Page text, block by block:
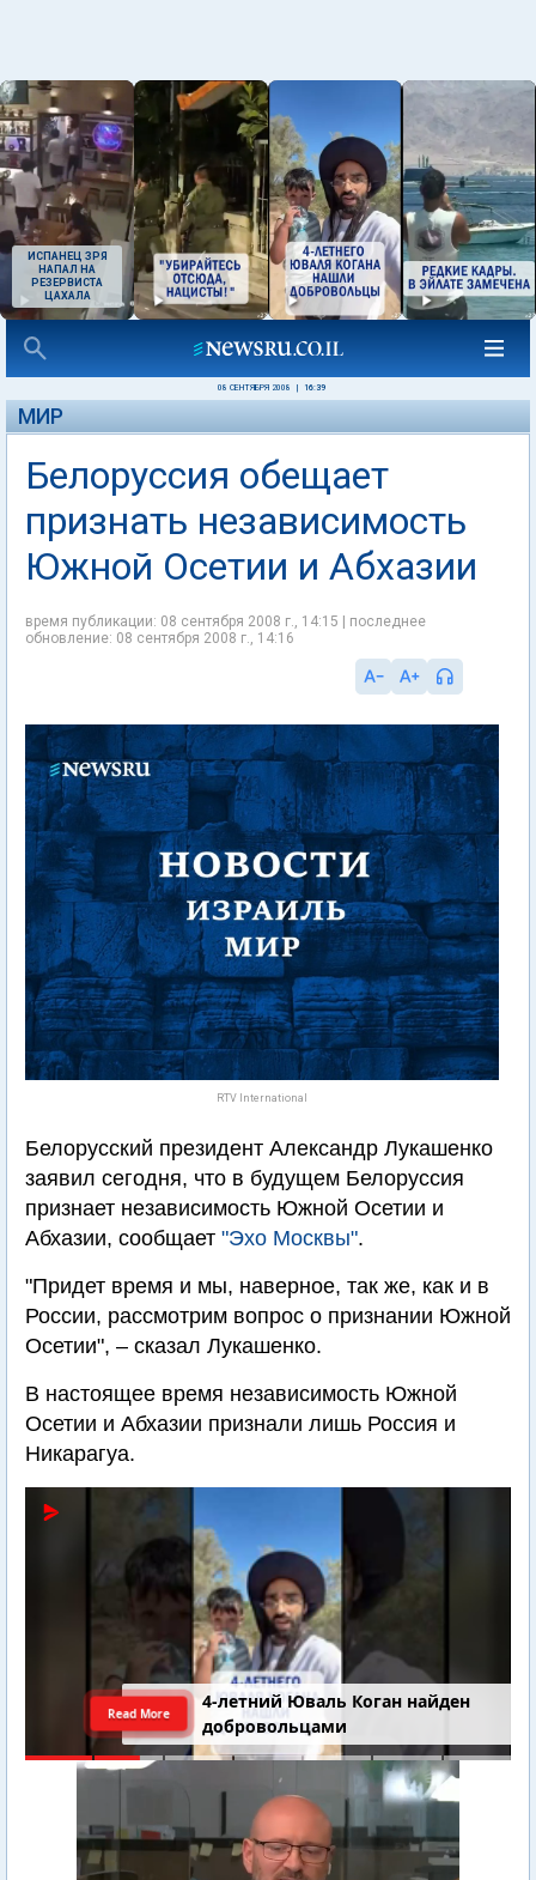
ИСПАНЕЦ ЗРЯ
НАПАЛ НА
РЕЗЕРВИСТА
ЦАХАЛА
08 СЕНТЯБРЯ 2008 16:39
МИР
Белоруссия обещает
признать независимость
Южной Осетии и Абхазии
время публикации: 08 сентября 2008 г., 14:15 | последнее
обновление: 08 сентября 2008 г., 14:16
RTV International
Белорусский президент Александр Лукашенко
заявил сегодня, что в будущем Белоруссия
признает независимость Южной Осетии и
Абхазии, сообщает "Эхо Москвы".
"Придет время и мы, наверное, так же, как и в
России, рассмотрим вопрос о признании Южной
Осетии", – сказал Лукашенко.
В настоящее время независимость Южной
Осетии и Абхазии признали лишь Россия и
Никарагуа.
4-летний Юваль Коган найден
добровольцами
Read More